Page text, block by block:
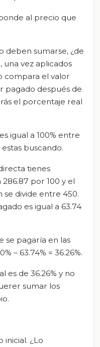
al precio que
deben sumarse, ¿de
vez aplicados
compara el valor
pagado después de
el porcentaje real
igual a 100% entre
buscando.
tienes
por 100 y el
divide entre 450.
es igual a 63.74
se pagaría en las
– 63.74% = 36.26%.
es de 36.26% y no
sumar los
¿Lo